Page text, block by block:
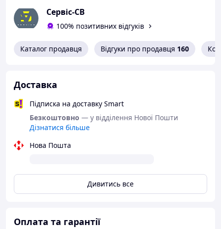
Сервіс-СВ
100% позитивних відгуків
Каталог продавця Відгуки про продавця 160
Доставка
Підписка на доставку Smart
Безкоштовно — у відділення Нової Пошти
Дізнатися більше
Нова Пошта
Дивитись все
Оплата та гарантії